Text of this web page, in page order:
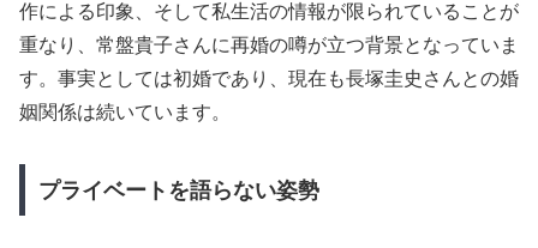
作による印象、そして私生活の情報が限られていることが
重なり、常盤貴子さんに再婚の噂が立つ背景となっていま
す。事実としては初婚であり、現在も長塚圭史さんとの婚
姻関係は続いています。
プライベートを語らない姿勢